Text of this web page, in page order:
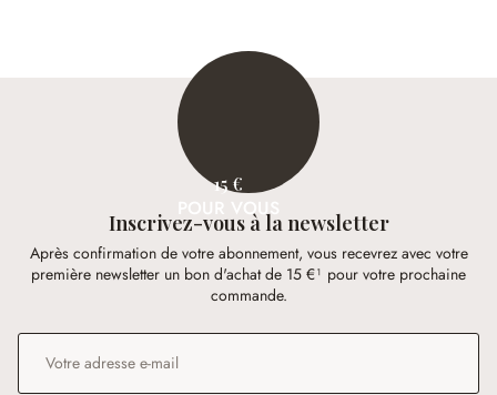
15 €
POUR VOUS
Inscrivez-vous à la newsletter
Après confirmation de votre abonnement, vous recevrez avec votre
première newsletter un bon d'achat de 15 €¹ pour votre prochaine
commande.
Adresse e-mail